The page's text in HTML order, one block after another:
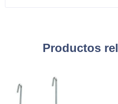
Productos